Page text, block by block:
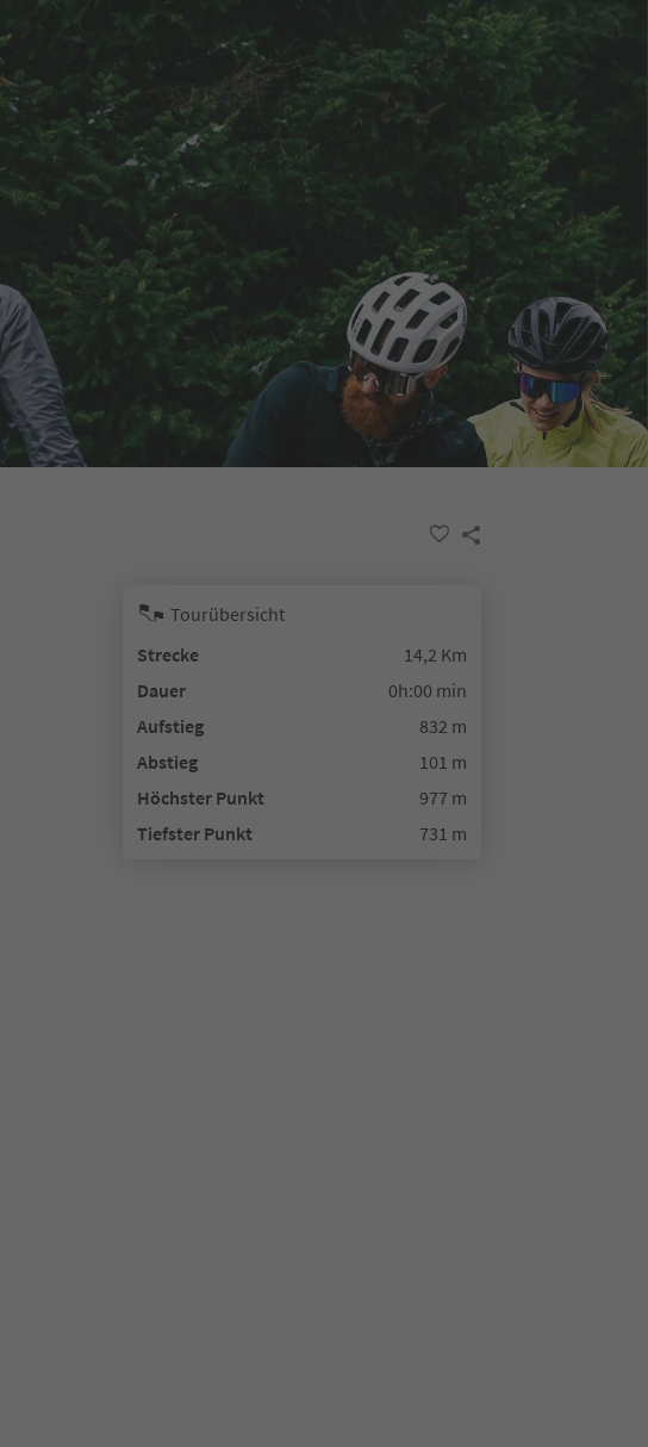
Tourübersicht
Strecke
14,2 Km
Dauer
0h:00 min
Aufstieg
832 m
Abstieg
101 m
Höchster Punkt
977 m
Tiefster Punkt
731 m